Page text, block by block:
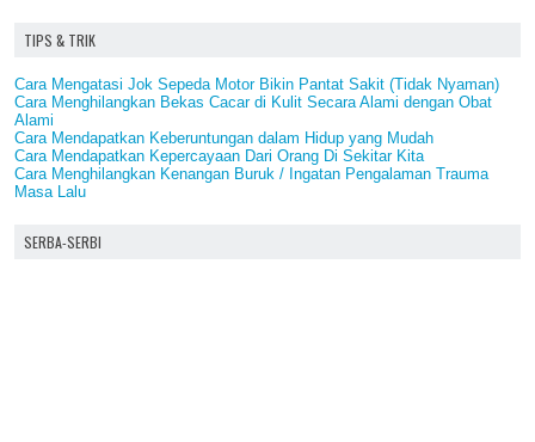
TIPS & TRIK
Cara Mengatasi Jok Sepeda Motor Bikin Pantat Sakit (Tidak Nyaman)
Cara Menghilangkan Bekas Cacar di Kulit Secara Alami dengan Obat
Alami
Cara Mendapatkan Keberuntungan dalam Hidup yang Mudah
Cara Mendapatkan Kepercayaan Dari Orang Di Sekitar Kita
Cara Menghilangkan Kenangan Buruk / Ingatan Pengalaman Trauma
Masa Lalu
SERBA-SERBI